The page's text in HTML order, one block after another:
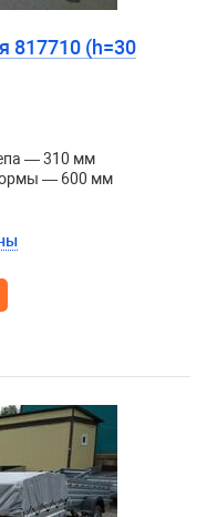
817710 (h=30
— 310 мм
— 600 мм